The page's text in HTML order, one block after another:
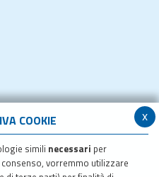
x
COOKIE
simili necessari per
vorremmo utilizzare